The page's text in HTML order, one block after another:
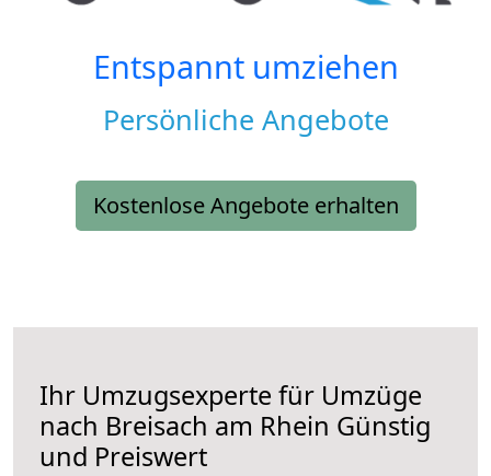
Entspannt umziehen
Persönliche Angebote
Kostenlose Angebote erhalten
Ihr Umzugsexperte für Umzüge
nach Breisach am Rhein Günstig
und Preiswert